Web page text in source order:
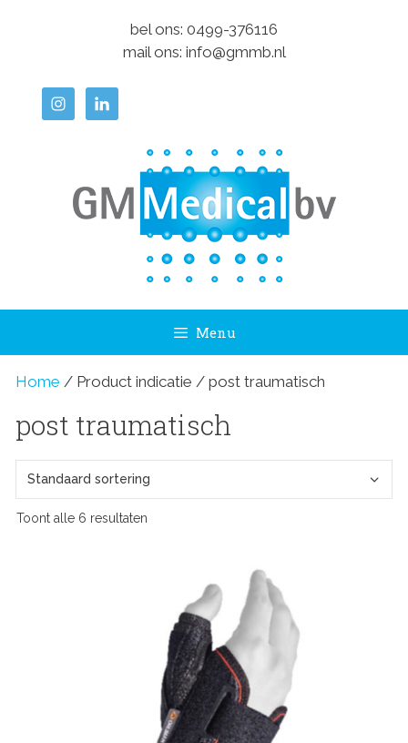
bel ons: 0499-376116
mail ons: info@gmmb.nl
Menu
Home / Product indicatie / post traumatisch
post traumatisch
Toont alle 6 resultaten